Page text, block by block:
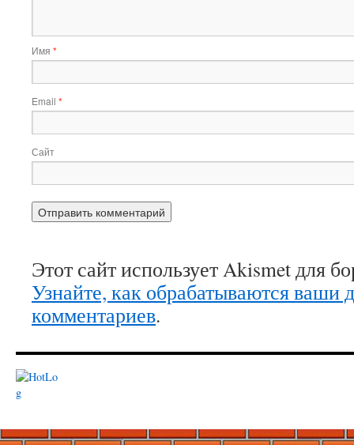
Имя *
Email *
Сайт
Этот сайт использует Akismet для
Узнайте, как обрабатываются ваши
комментариев.